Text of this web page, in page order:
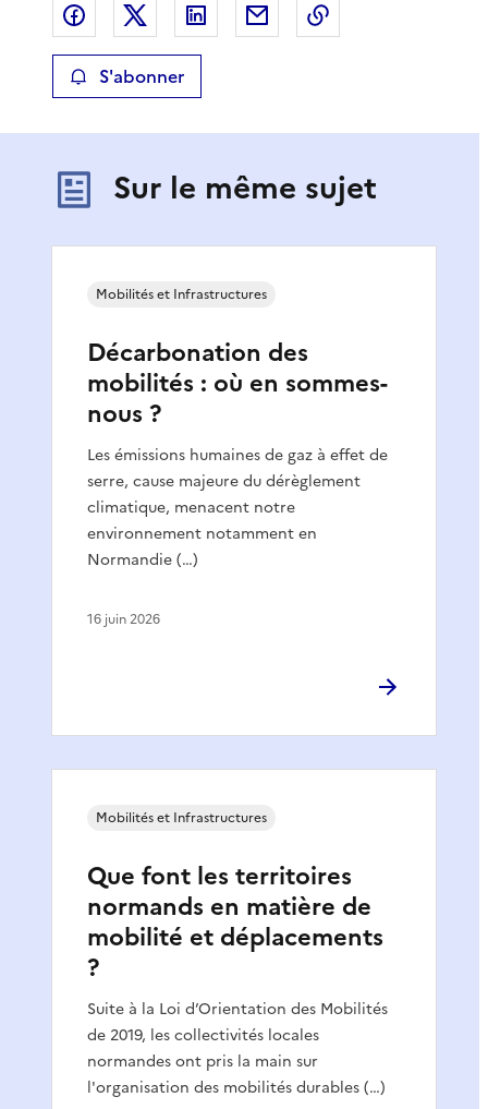
Partager sur Facebook
Partager sur XPartager sur LinkedIn
Partager par email
S'abonner
Sur le même sujet
Décarbonation des
mobilités : où en sommes-
nous ?
Les émissions humaines de gaz à effet de
serre, cause majeure du dérèglement
climatique, menacent notre
environnement notamment en
Normandie (…)
Mobilités et Infrastructures
16 juin 2026
Que font les territoires
normands en matière de
mobilité et déplacements
?
Suite à la Loi d’Orientation des Mobilités
de 2019, les collectivités locales
normandes ont pris la main sur
l'organisation des mobilités durables (…)
Mobilités et Infrastructures